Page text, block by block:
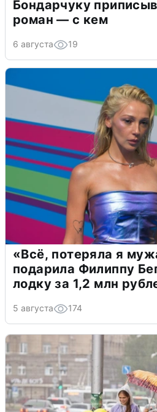
Бондарчуку
роман — с кем
6 августа 19
«Всё, потеряла я
подарила Филиппу
лодку за 1,2 млн
5 августа 174